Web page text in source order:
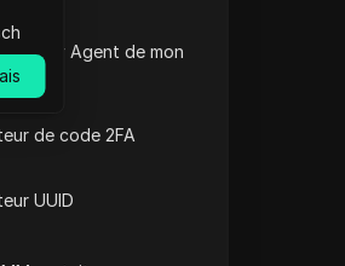
le User Agent de mon
de code 2FA
UUID
sur cette page
sur cette page